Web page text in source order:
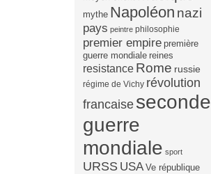
mythe Napoléon nazi
pays peintre philosophie
premier empire première
guerre mondiale reines
resistance Rome russie
régime de Vichy révolution
francaise seconde
guerre
mondiale sport
URSS USA Ve république